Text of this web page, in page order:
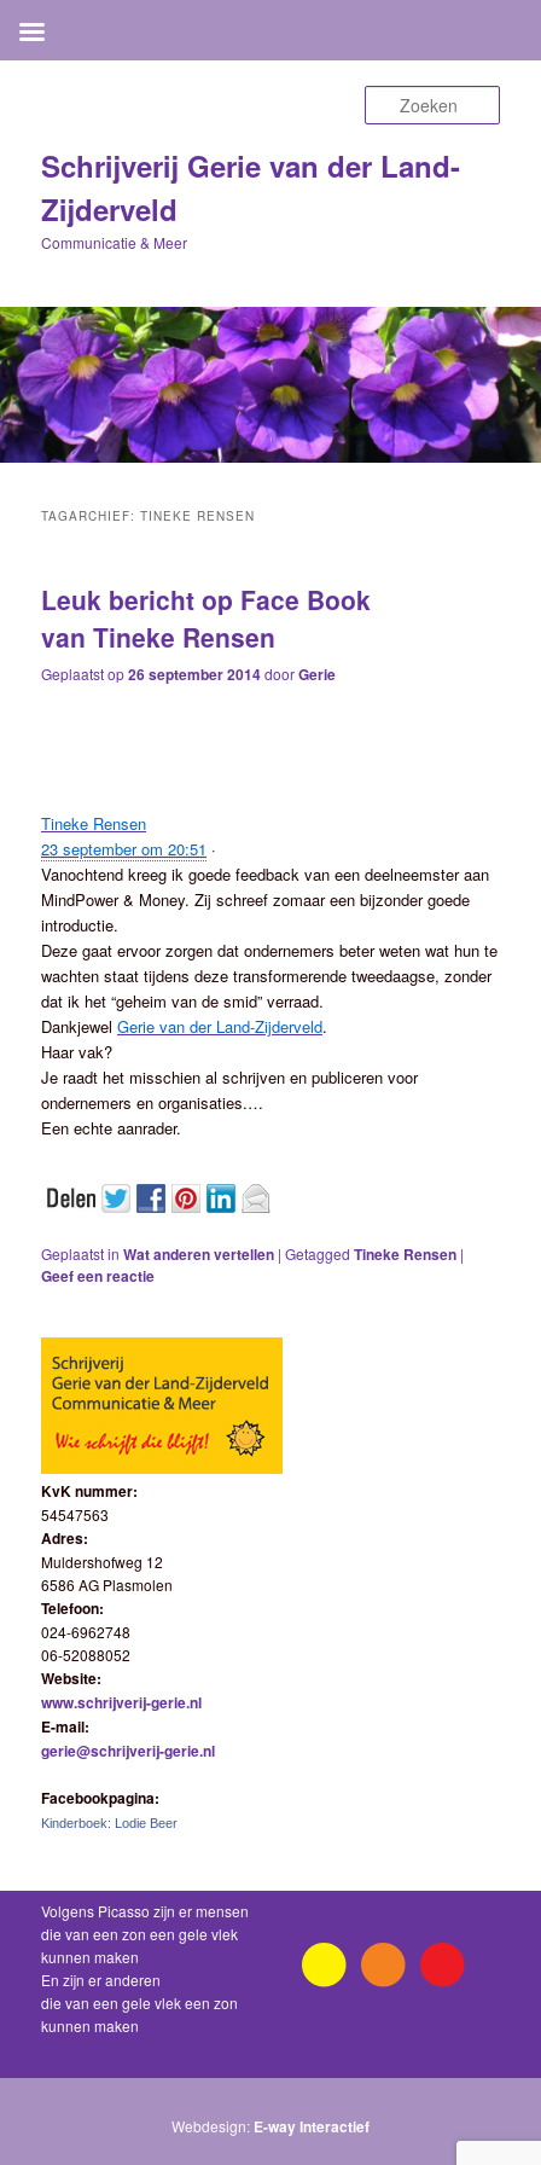
Schrijverij Gerie van der Land-
Zijderveld
Communicatie & Meer
TAGARCHIEF:TINEKE RENSEN
Leuk bericht op Face Book
van Tineke Rensen
Geplaatst op26 september 2014doorGerie
Tineke Rensen
23 september om 20:51 ·
Vanochtend kreeg ik goede feedback van een deelneemster aan
MindPower & Money. Zij schreef zomaar een bijzonder goede
introductie.
Deze gaat ervoor zorgen dat ondernemers beter weten wat hun te
wachten staat tijdens deze transformerende tweedaagse, zonder
dat ik het “geheim van de smid” verraad.
DankjewelGerie van der Land-Zijderveld.
Haar vak?
Je raadt het misschien al schrijven en publiceren voor
ondernemers en organisaties.…
Een echte aanrader.
Geplaatst in Wat anderen vertellen |Getagged Tineke Rensen |
Geef een reactie
KvK nummer:
54547563
Adres:
Muldershofweg 12
6586 AG Plasmolen
Telefoon:
024-6962748
06-52088052
Website:
www.schrijverij-gerie.nl
E-mail:
gerie@schrijverij-gerie.nl
Facebookpagina:
Kinderboek: Lodie Beer
Volgens Picasso zijn er mensen
die van een zon een gele vlek
kunnen maken
En zijn er anderen
die van een gele vlek een zon
kunnen maken
Webdesign: E-way Interactief